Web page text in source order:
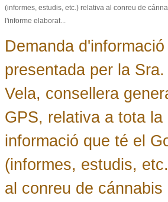
(informes, estudis, etc.) relativa al conreu de
l'informe elaborat...
Demanda
presentada per la
Vela, consellera
GPS, relativa a tota la
informació que té el
(informes, estudis,
al conreu de cánnabis